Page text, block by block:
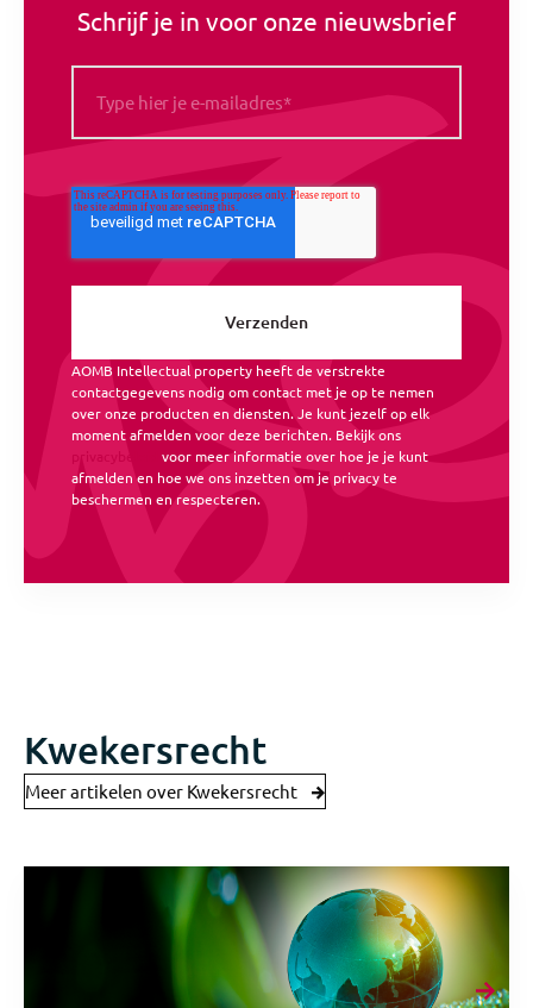
Schrijf je in voor onze nieuwsbrief
AOMB Intellectual property heeft de verstrekte
contactgegevens nodig om contact met je op te nemen
over onze producten en diensten. Je kunt jezelf op elk
moment afmelden voor deze berichten. Bekijk ons
voor meer informatie over hoe je je kunt
afmelden en hoe we ons inzetten om je privacy te
beschermen en respecteren.
Kwekersrecht
Meer artikelen over Kwekersrecht